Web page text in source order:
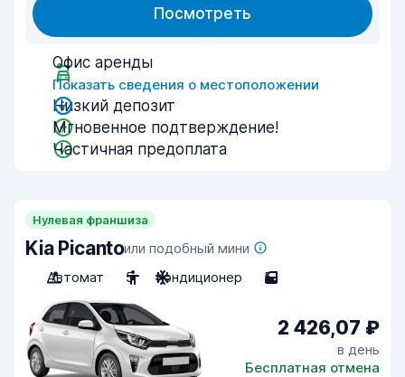
Посмотреть
Офис аренды
Показать сведения о местоположении
Низкий депозит
Мгновенное подтверждение!
Частичная предоплата
Нулевая франшиза
Kia Picantoили подобный мини
Автомат
5 Кондиционер 5
2 426,07 ₽
в день
Бесплатная отмена